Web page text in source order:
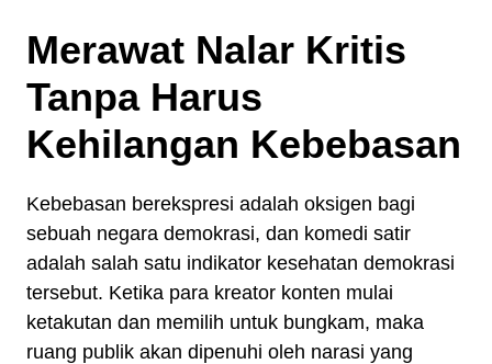
Merawat Nalar Kritis
Tanpa Harus
Kehilangan Kebebasan
Kebebasan berekspresi adalah oksigen bagi
sebuah negara demokrasi, dan komedi satir
adalah salah satu indikator kesehatan demokrasi
tersebut. Ketika para kreator konten mulai
ketakutan dan memilih untuk bungkam, maka
ruang publik akan dipenuhi oleh narasi yang